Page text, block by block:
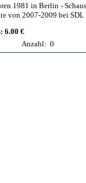
1981 in Berlin -
von 2007-2009 bei
6.00 €
Anzahl: 0